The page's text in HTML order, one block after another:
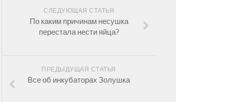
СЛЕДУЮЩАЯ СТАТЬЯ
По каким причинам несушка
перестала нести яйца?
ПРЕДЫДУЩАЯ СТАТЬЯ
Все об инкубаторах Золушка